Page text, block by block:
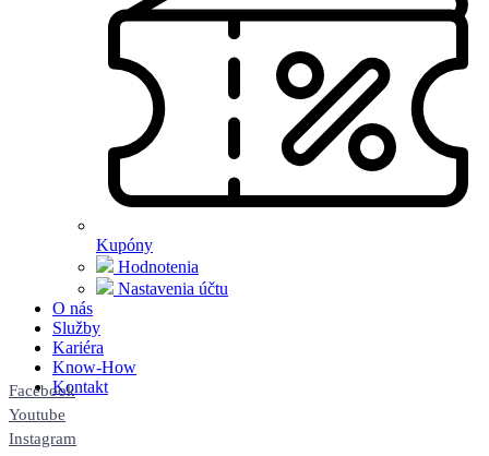
Kupóny
Hodnotenia
Nastavenia účtu
O nás
Služby
Kariéra
Know-How
Kontakt
Facebook
Youtube
Instagram